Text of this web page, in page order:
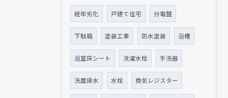
経年劣化 戸建て住宅 分電盤
下駄箱 塗装工事 防水塗装 浴槽
浴室床シート 洗濯水栓 手洗器
洗面排水 水栓 換気レジスター